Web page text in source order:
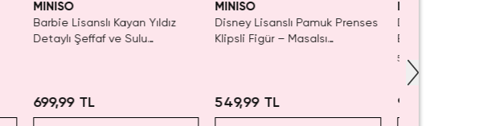
MINISO
Barbie Lisanslı Kayan Yıldız
Detaylı Şeffaf ve Sulu
699,99 TL
MINISO
Disney Lisanslı Pamuk Prenses
Klipsli Figür – Masalsı
549,99 TL
Disney Lisanslı
Blind Box –
Eğlenceli
5.0
999,99 TL